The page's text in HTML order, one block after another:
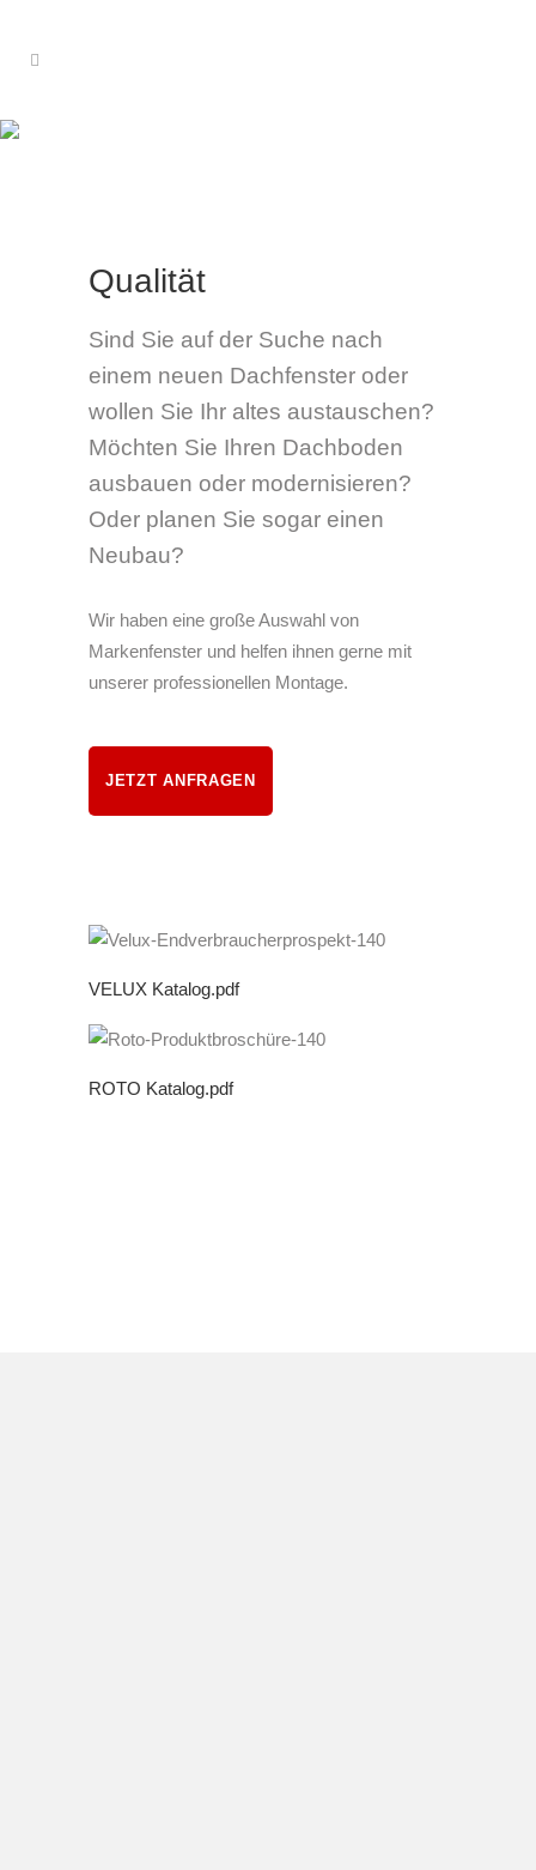
Qualität
Sind Sie auf der Suche nach
einem neuen Dachfenster oder
wollen Sie Ihr altes austauschen?
Möchten Sie Ihren Dachboden
ausbauen oder modernisieren?
Oder planen Sie sogar einen
Neubau?
Wir haben eine große Auswahl von
Markenfenster und helfen ihnen gerne mit
unserer professionellen Montage.
JETZT ANFRAGEN
VELUX Katalog.pdf
ROTO Katalog.pdf